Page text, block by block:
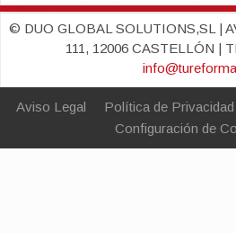
© DUO GLOBAL SOLUTIONS,SL |
111, 12006 CASTELLÓN |
Aviso Legal Política de Privacidad
Configuración de